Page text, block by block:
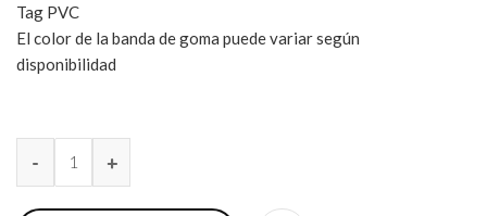
Tag PVC
El color de la banda de goma puede variar según
disponibilidad